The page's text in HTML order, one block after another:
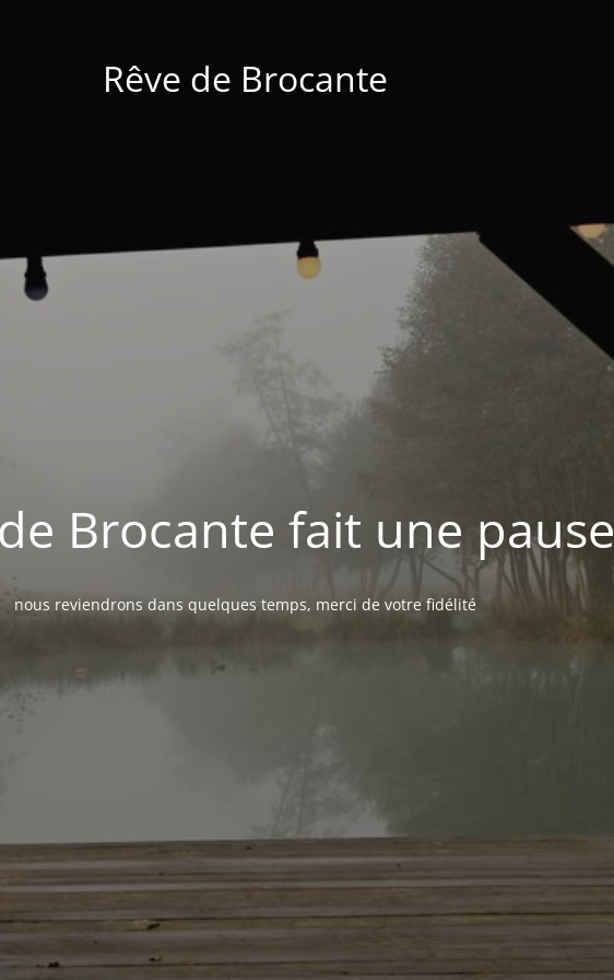
Rêve de Brocante
Brocante fait une pause
nous reviendrons dans quelques temps, merci de votre fidélité